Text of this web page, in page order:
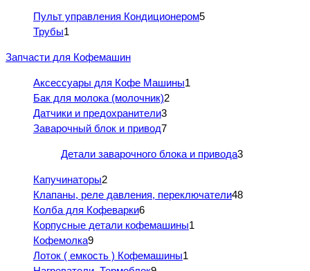
Пульт управления Кондиционером5
Трубы1
Запчасти для Кофемашин
Аксессуары для Кофе Машины1
Бак для молока (молочник)2
Датчики и предохранители3
Заварочный блок и привод7
Детали заварочного блока и привода3
Капучинаторы2
Клапаны, реле давления, переключатели48
Колба для Кофеварки6
Корпусные детали кофемашины1
Кофемолка9
Лоток ( емкость ) Кофемашины1